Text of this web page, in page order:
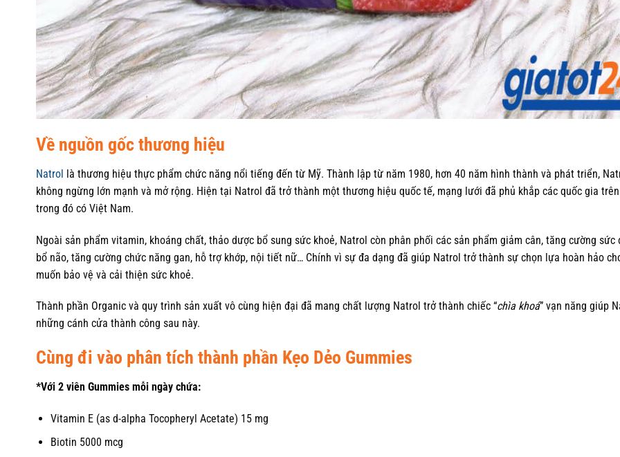
Về nguồn gốc thương hiệu
Natrol là thương hiệu thực phẩm chức năng nổi tiếng đến từ Mỹ. Thành lập từ năm 1980, hơn 40 năm hình thành và phát triển,
không ngừng lớn mạnh và mở rộng. Hiện tại Natrol đã trở thành một thương hiệu quốc tế, mạng lưới đã phủ khắp các quốc gia
trong đó có Việt Nam.
Ngoài sản phẩm vitamin, khoáng chất, thảo dược bổ sung sức khoẻ, Natrol còn phân phối các sản phẩm giảm cân, tăng cường sức
bổ não, tăng cường chức năng gan, hỗ trợ khớp, nội tiết nữ… Chính vì sự đa dạng đã giúp Natrol trở thành sự chọn lựa hoàn hảo
muốn bảo vệ và cải thiện sức khoẻ.
Thành phần Organic và quy trình sản xuất vô cùng hiện đại đã mang chất lượng Natrol trở thành chiếc “chìa khoá” vạn năng giúp
những cánh cửa thành công sau này.
Cùng đi vào phân tích thành phần Kẹo Dẻo Gummies
*Với 2 viên Gummies mỗi ngày chứa:
Vitamin E (as d-alpha Tocopheryl Acetate) 15 mg
Biotin 5000 mcg